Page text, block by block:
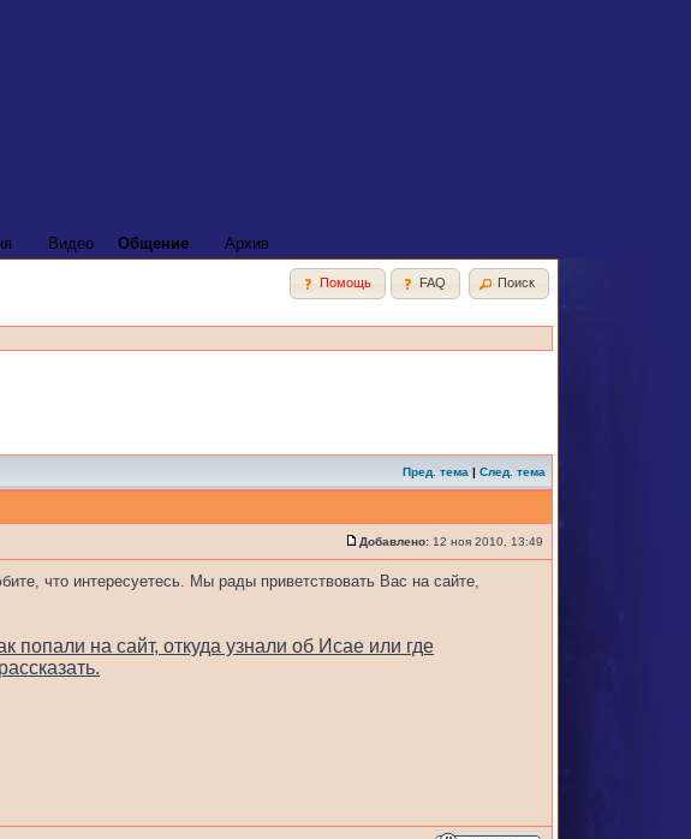
Видео Общение Архив
Помощь FAQ
Поиск
Пред. тема | След. тема
Добавлено: 12 ноя 2010, 13:49
что интересуетесь. Мы рады приветствовать Вас на сайте,
попали на сайт, откуда узнали об Исае или где